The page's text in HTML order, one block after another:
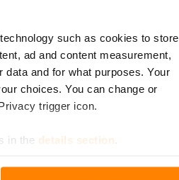
such as cookies to store
ad and content measurement,
and for what purposes. Your
choices. You can change or
trigger icon.
in the details section
valmistettu